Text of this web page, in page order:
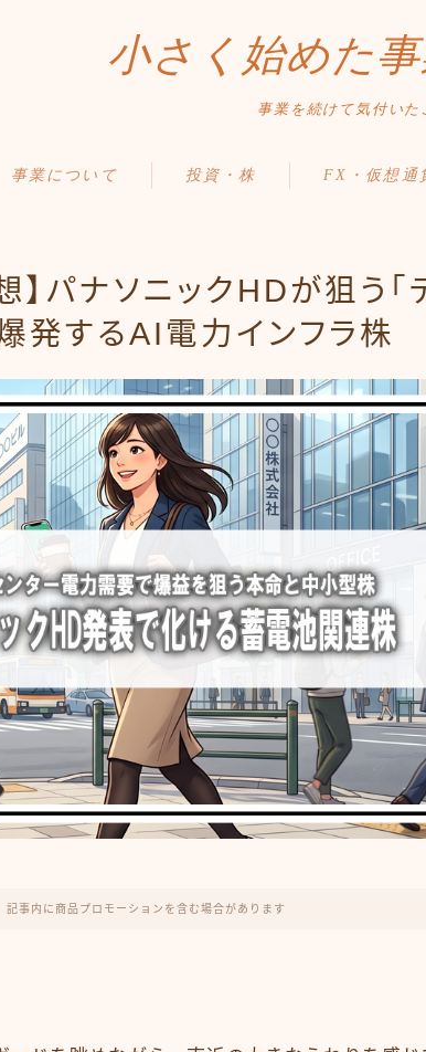
小さく始めた
事業を続けて気付いた
事業について
トラブル事例
出品ノウハウ
Yahoo出品
メルカリ販売
投資・株 FX・仮想通
】パナソニックHDが狙う「
発するAI電力インフラ株
記事内に商品プロモーションを含む場合があります